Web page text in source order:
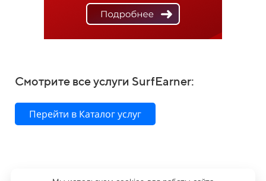
Смотрите все услуги SurfEarner:
Перейти в Каталог услуг